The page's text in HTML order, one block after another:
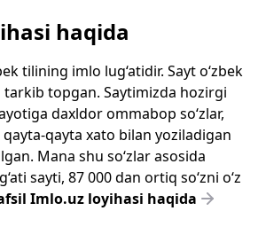
haqida
tilining imlo lug‘atidir. Sayt o‘zbek
tarkib topgan. Saytimizda hozirgi
daxldor ommabop so‘zlar,
qayta-qayta xato bilan yoziladigan
Mana shu so‘zlar asosida
sayti, 87 000 dan ortiq so‘zni o‘z
Imlo.uz loyihasi haqida